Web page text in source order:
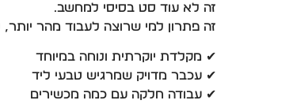
זה לא עוד סט בסיסי למחשב.
זה פתרון למי שרוצה לעבוד מהר
✔ מקלדת יוקרתית ונוחה במיוחד
✔ עכבר מדויק שמרגיש טבעי ליד
✔ עבודה חלקה עם כמה מכשירים